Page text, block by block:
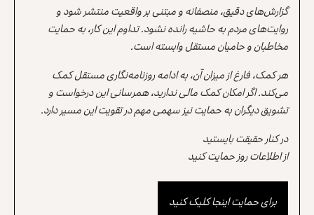
گزارش‌های دقیق، منصفانه و مبتنی بر واقعیت منتشر شود و
روایت‌های مردم به حاشیه رانده نشود. تداوم این کار، به حمایت
مخاطبان و حامیان مستقل وابسته است.
هر کمک، فارغ از میزان آن، به ادامه روزنامه‌نگاری مستقل کمک
می‌کند. اگر امکان کمک مالی ندارید، همرسانی این درخواست و
تشویق دیگران به حمایت نیز سهمی مهم در تقویت این مسیر دارد.
در کنار حقیقت بایستید
از اطلاعات روز حمایت کنید
برای حمایت اینجا کلیک کنید